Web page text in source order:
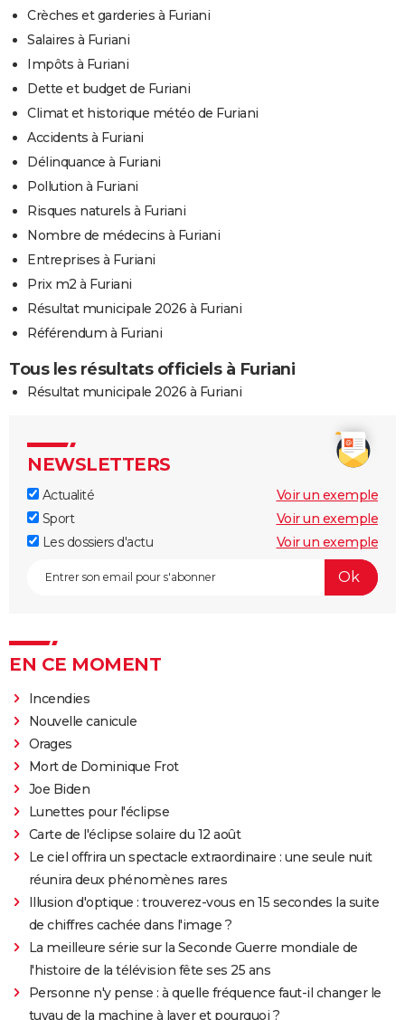
Crèches et garderies à Furiani
Salaires à Furiani
Impôts à Furiani
Dette et budget de Furiani
Climat et historique météo de Furiani
Accidents à Furiani
Délinquance à Furiani
Pollution à Furiani
Risques naturels à Furiani
Nombre de médecins à Furiani
Entreprises à Furiani
Prix m2 à Furiani
Résultat municipale 2026 à Furiani
Référendum à Furiani
Tous les résultats officiels à Furiani
Résultat municipale 2026 à Furiani
NEWSLETTERS
Actualité
Voir un exemple
Sport
Voir un exemple
Les dossiers d'actu
Voir un exemple
EN CE MOMENT
Incendies
Nouvelle canicule
Orages
Mort de Dominique Frot
Joe Biden
Lunettes pour l'éclipse
Carte de l'éclipse solaire du 12 août
Le ciel offrira un spectacle extraordinaire : une seule nuit
réunira deux phénomènes rares
Illusion d'optique : trouverez-vous en 15 secondes la suite
de chiffres cachée dans l'image ?
La meilleure série sur la Seconde Guerre mondiale de
l'histoire de la télévision fête ses 25 ans
Personne n'y pense : à quelle fréquence faut-il changer le
tuyau de la machine à laver et pourquoi ?